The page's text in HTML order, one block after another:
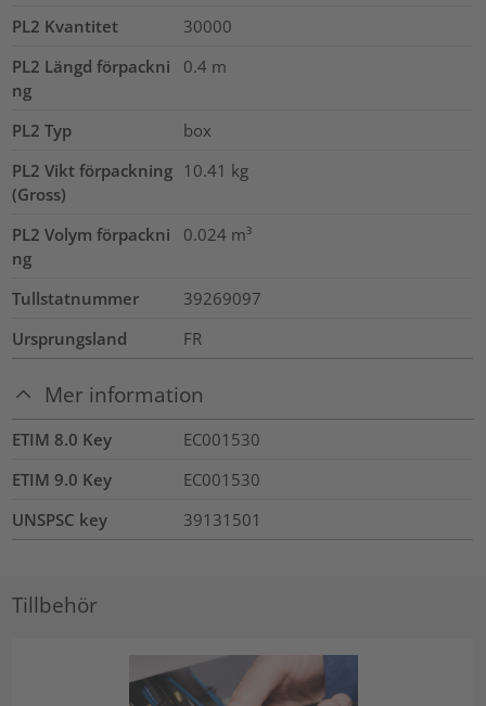
PL2 Kvantitet
30000
PL2 Längd förpackni
ng
0.4 m
PL2 Typ
box
PL2 Vikt förpackning
(Gross)
10.41 kg
PL2 Volym förpackni
ng
0.024 m³
Tullstatnummer
39269097
Ursprungsland
FR
Mer information
ETIM 8.0 Key
EC001530
ETIM 9.0 Key
EC001530
UNSPSC key
39131501
Tillbehör